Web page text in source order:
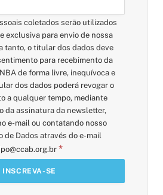
coletados serão utilizados
exclusiva para envio de nossa
tanto, o titular dos dados deve
para recebimento da
de forma livre, inequívoca e
dos dados poderá revogar o
a qualquer tempo, mediante
da assinatura da newsletter,
e-mail ou contatando nosso
de Dados através do e-mail
*